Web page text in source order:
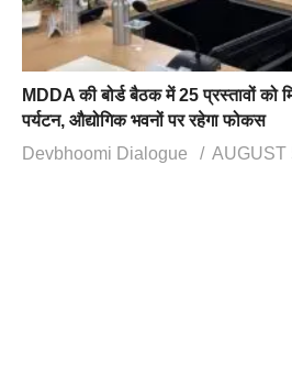
MDDA की बोर्ड बैठक में 25 प्रस्तावों को
पर्यटन, औद्योगिक भवनों पर रहेगा फोकस
Devbhoomi Dialogue
AUGUST